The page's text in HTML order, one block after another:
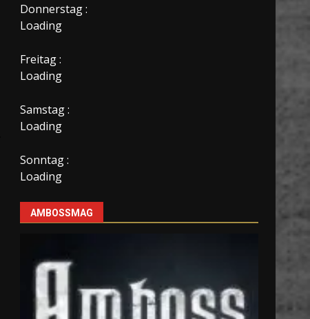
Donnerstag :
Loading
Freitag :
Loading
Samstag :
Loading
Sonntag :
Loading
AMBOSSMAG